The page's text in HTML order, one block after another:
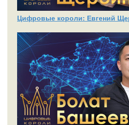
Цифровые короли: Евгений